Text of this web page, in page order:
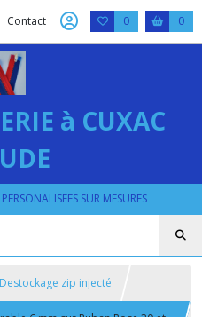
Contact 0 0
à CUXAC
SUR MESURES
Destockage zip injecté